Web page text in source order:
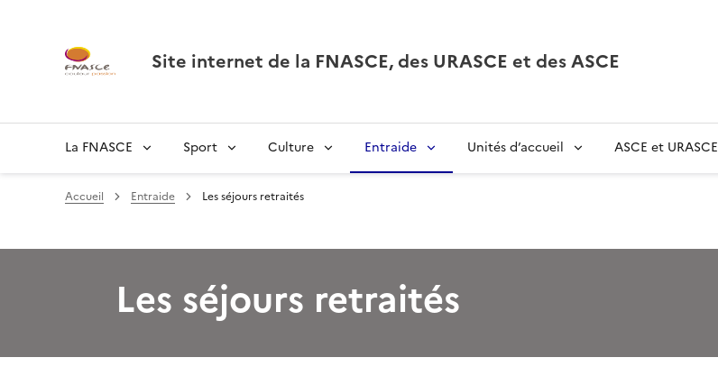
Site internet de la FNASCE, des URASCE et des ASCE
La FNASCE Sport Culture Entraide Unités d’accueil ASCE et URASCE
Accueil Entraide Les séjours retraités
Les séjours retraités